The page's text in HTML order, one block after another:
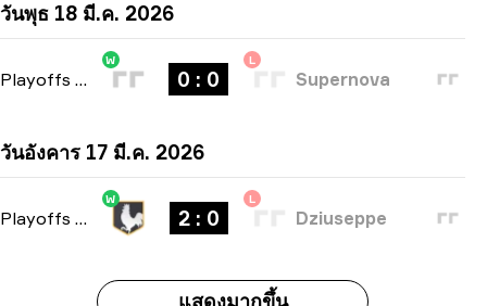
วันพุธ 18 มี.ค. 2026
Playoffs bo3
W
0 : 0
L
Supernova
วันอังคาร 17 มี.ค. 2026
Playoffs
W
2 : 0
L
Dziuseppe
แสดงมากขึ้น